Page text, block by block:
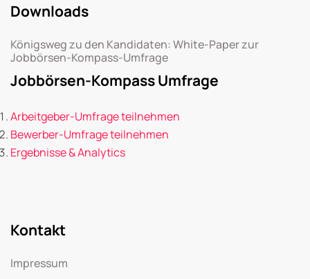
Downloads
Königsweg zu den Kandidaten: White-Paper zur
Jobbörsen-Kompass-Umfrage
Jobbörsen-Kompass Umfrage
Arbeitgeber-Umfrage teilnehmen
Bewerber-Umfrage teilnehmen
Ergebnisse & Analytics
Kontakt
Impressum